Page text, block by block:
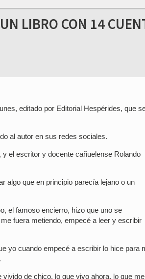
LIBRO CON 14
editado por Editorial Hespérides, que
al autor en sus redes sociales.
el escritor y docente cañuelense Rolando
algo que en principio parecía lejano o un
el famoso encierro, hizo que uno se
fuera metiendo, empecé a leer y escribir
yo cuando empecé a escribir lo hice para
de chico, lo que vivo ahora, lo que me